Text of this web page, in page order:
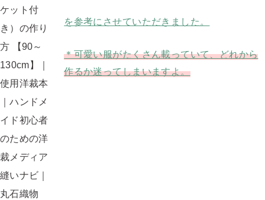
を参考にさせていただきました。
＊可愛い服がたくさん載っていて、どれから
作るか迷ってしまいますよ。